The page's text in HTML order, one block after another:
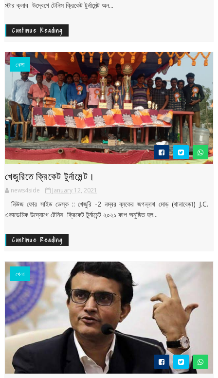
স্টার ক্লাব উদ্বেগে টেনিস ক্রিকেট টুর্নামেন্ট অন...
Continue Reading
খেলা
খেজুরিতে ক্রিকেট টুর্নামেন্ট।
news4side January 12, 2021
নিউজ ফোর সাইড ডেস্ক :: খেজুরি -2 নম্বর ব্লকের জগন্নাথ মোড় (থানাবেড়া) J.C.
একাডেমিক উদ্যোগে টেনিস ক্রিকেট টুর্নামেন্ট ২০২১ কাপ অনুষ্ঠিত হল...
Continue Reading
খেলা